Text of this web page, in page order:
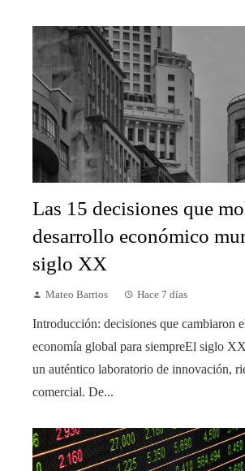
Las 15 decisiones que
desarrollo económico
siglo XX
Mateo Barrios Hace 7 días
Introducción: decisiones que cambiaron
economía global para siempreEl siglo
un auténtico laboratorio de innovación,
comercial. De...